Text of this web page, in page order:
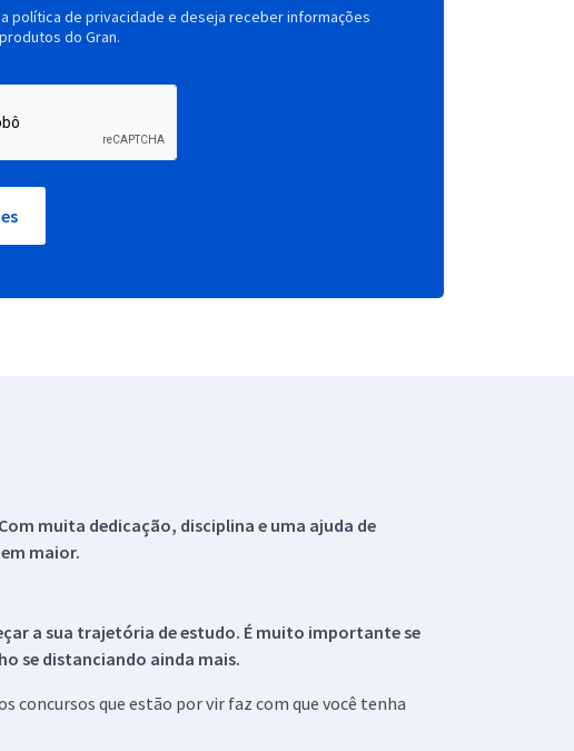
política de privacidade e deseja receber informações
do Gran.
muita dedicação, disciplina e uma ajuda de
maior.
a sua trajetória de estudo. É muito importante se
se distanciando ainda mais.
concursos que estão por vir faz com que você tenha